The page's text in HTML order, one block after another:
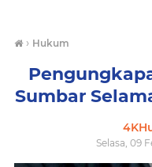
› Hukum
Sumbar
Selasa, 09